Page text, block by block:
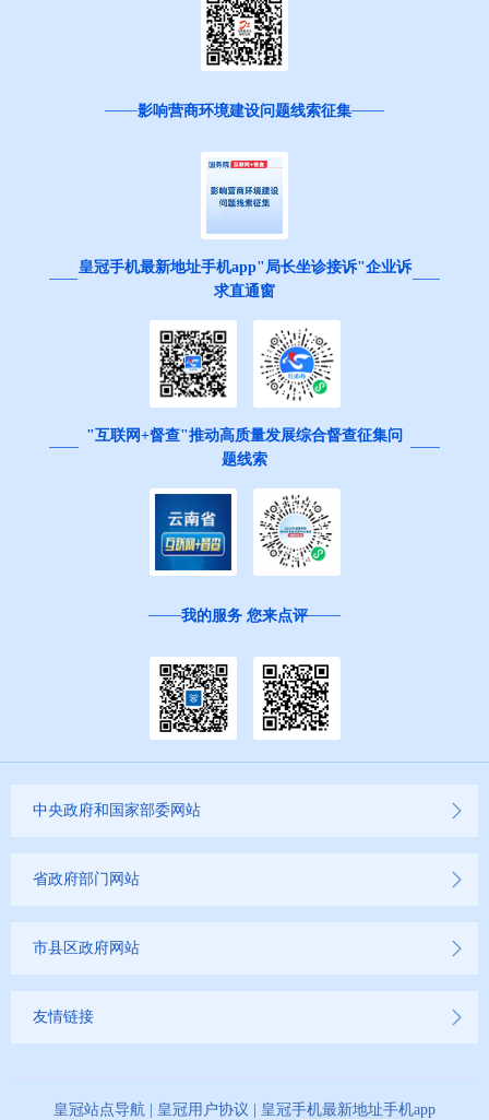
影响营商环境建设问题线索征集
皇冠手机最新地址手机app"局长坐诊接诉"企业诉
求直通窗
"互联网+督查"推动高质量发展综合督查征集问
题线索
我的服务 您来点评
中央政府和国家部委网站
省政府部门网站
市县区政府网站
友情链接
皇冠站点导航 皇冠用户协议 皇冠手机最新地址手机app